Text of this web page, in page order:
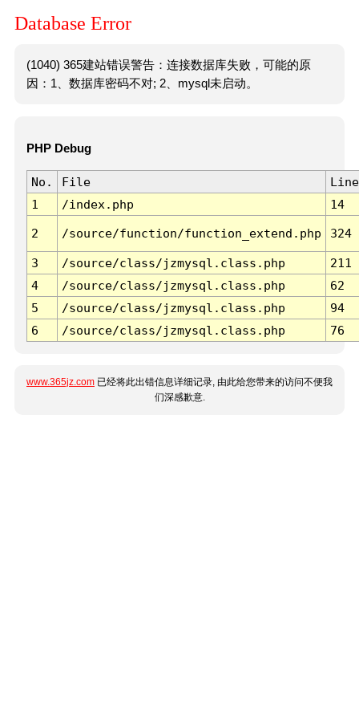
Database Error
(1040) 365建站错误警告：连接数据库失败，可能的原
因：1、数据库密码不对; 2、mysql未启动。
PHP Debug
No. File
Line
1
/index.php 14
2 /source/function/function_extend.php 324
3 /source/class/jzmysql.class.php
211
4
/source/class/jzmysql.class.php
62
5
/source/class/jzmysql.class.php
94
6
/source/class/jzmysql.class.php 76
www.365jz.com 已经将此出错信息详细记录, 由此给您带来的访问不便我
们深感歉意.